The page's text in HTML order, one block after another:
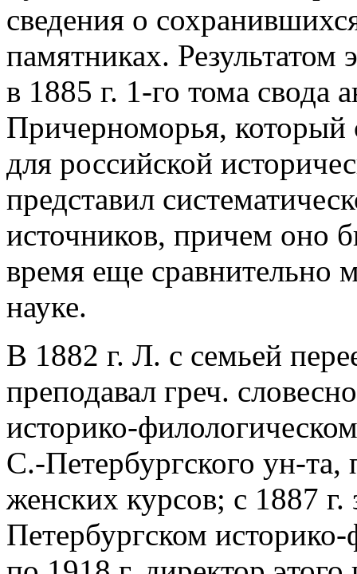
сведения о
памятниках. Результатом
в 1885 г. 1-го тома свода
Причерноморья, который
для российской
представил
источников, причем оно
время еще сравнительно
науке.
В 1882 г. Л. с семьей
преподавал греч.
историко-
С.-Петербургского ун-
женских курсов; с 1887
Петербургском